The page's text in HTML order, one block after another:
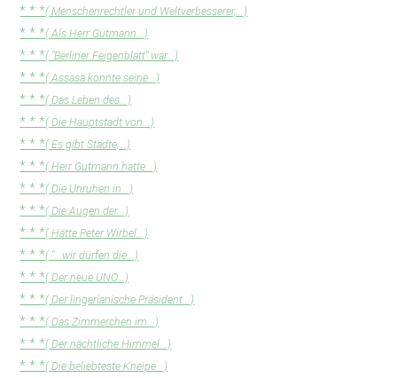
* * *( Menschenrechtler und Weltverbesserer,...)
* * *( Als Herr Gutmann...)
* * *( "Berliner Feigenblatt" war...)
* * *( Assasa konnte seine...)
* * *( Das Leben des...)
* * *( Die Hauptstadt von...)
* * *( Es gibt Städte,...)
* * *( Herr Gutmann hatte...)
* * *( Die Unruhen in...)
* * *( Die Augen der...)
* * *( Hätte Peter Wirbel...)
* * *( "...wir dürfen die...)
* * *( Der neue UNO...)
* * *( Der lingerianische Präsident...)
* * *( Das Zimmerchen im...)
* * *( Der nächtliche Himmel...)
* * *( Die beliebteste Kneipe...)